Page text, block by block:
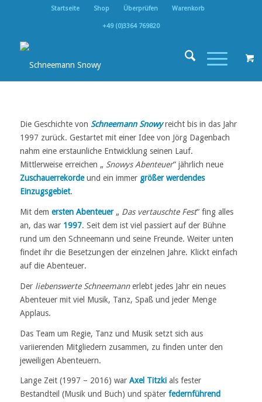
Startseite Shop Überprüfen Warenkorb
+49 (0)3364 769820
Die Geschichte von Schneemann Snowyreicht bis in das Jahr
1997 zurück. Gestartet mit einer Idee von Jörg Dagenbach
nahm eine erstaunliche Entwicklung seinen Lauf.
Mittlerweise erreichen „ Snowys Abenteuer“ jährlich neue
Zuschauerrekordeund ein immer größer werdendes
Einzugsgebiet.
Mit dem ersten Abenteuer„ Das vertauschte Fest“ fing alles
an, das war 1997. Seit dem ist viel passiert auf der Bühne
rund um den Schneemann und seine Freunde. Weiter unten
findet ihr die Besetzungen der einzelnen Jahre. Klickt einfach
auf die Abenteuer.
Der liebenswerte Schneemannerlebt jedes Jahr ein neues
Abenteuer mit viel Musik, Tanz, Spaß und jeder Menge
Applaus.
Das Team um Regie, Tanz und Musik setzt sich aus
variierenden Mitgliedern zusammen, zu finden unter den
jeweiligen Abenteuern.
Lange Zeit (1997 – 2016) war Axel Titzkials fester
Bestandteil (Musik und Buch) und später federnführend